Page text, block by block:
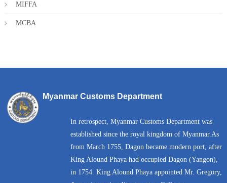
MIFFA
MCBA
Myanmar Customs Department
In retrospect, Myanmar Customs Department was
established since the royal kingdom of Myanmar.As
from March 1755, Dagon became modern port, after
King Alound Phaya had occupied Dagon (Yangon),
in 1754. King Alound Phaya appointed Mr. Gregory,